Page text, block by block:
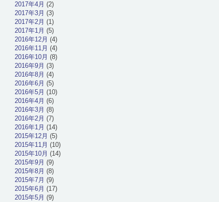
2017年4月 (2)
2017年3月 (3)
2017年2月 (1)
2017年1月 (5)
2016年12月 (4)
2016年11月 (4)
2016年10月 (8)
2016年9月 (3)
2016年8月 (4)
2016年6月 (5)
2016年5月 (10)
2016年4月 (6)
2016年3月 (8)
2016年2月 (7)
2016年1月 (14)
2015年12月 (5)
2015年11月 (10)
2015年10月 (14)
2015年9月 (9)
2015年8月 (8)
2015年7月 (9)
2015年6月 (17)
2015年5月 (9)